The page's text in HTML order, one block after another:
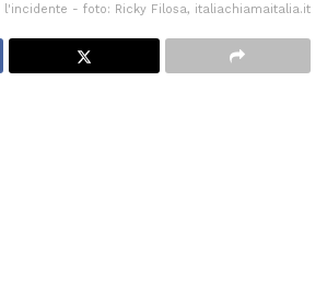
l'incidente - foto: Ricky Filosa, italiachiamaitalia.it